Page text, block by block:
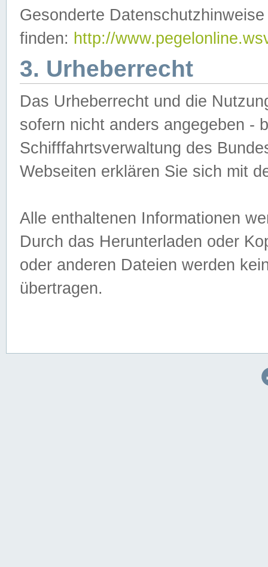
Gesonderte
finden: http://
3. Urheberrecht
Das Urheberrecht und die
sofern nicht anders angegeben -
Schifffahrtsverwaltung des
Webseiten erklären Sie sich mit
Alle enthaltenen Informationen
Durch das Herunterladen oder
oder anderen Dateien werden
übertragen.